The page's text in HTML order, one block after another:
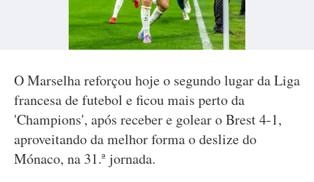
O Marselha reforçou hoje o segundo lugar da Liga
francesa de futebol e ficou mais perto da
'Champions', após receber e golear o Brest 4-1,
aproveitando da melhor forma o deslize do
Mónaco, na 31.ª jornada.